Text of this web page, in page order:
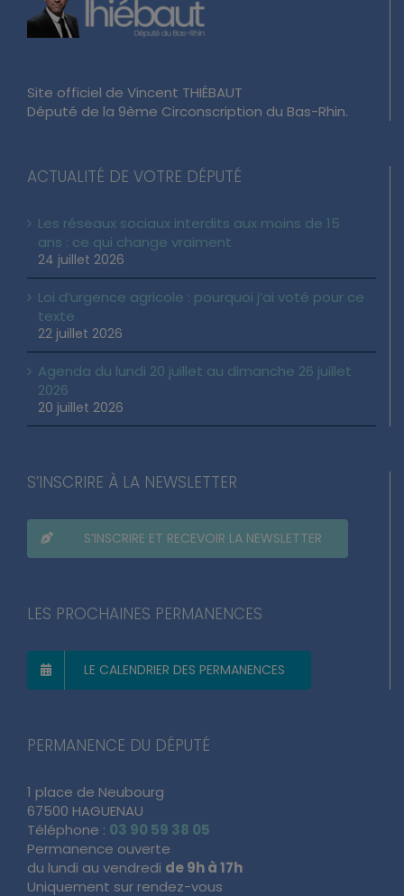
Site officiel de Vincent THIÉBAUT
Député de la 9ème Circonscription du Bas-Rhin.
ACTUALITÉ DE VOTRE DÉPUTÉ
Les réseaux sociaux interdits aux moins de 15
ans : ce qui change vraiment
24 juillet 2026
Loi d’urgence agricole : pourquoi j’ai voté pour ce
texte
22 juillet 2026
Agenda du lundi 20 juillet au dimanche 26 juillet
2026
20 juillet 2026
S’INSCRIRE À LA NEWSLETTER
S’INSCRIRE ET RECEVOIR LA NEWSLETTER
LES PROCHAINES PERMANENCES
LE CALENDRIER DES PERMANENCES
PERMANENCE DU DÉPUTÉ
1 place de Neubourg
67500 HAGUENAU
Téléphone : 03 90 59 38 05
Permanence ouverte
du lundi au vendredi de 9h à 17h
Uniquement sur rendez-vous